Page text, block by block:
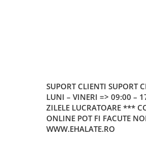
SUPORT CLIENTI SUPORT
LUNI – VINERI => 09:00 –
ZILELE LUCRATOARE ***
ONLINE POT FI FACUTE
WWW.EHALATE.RO